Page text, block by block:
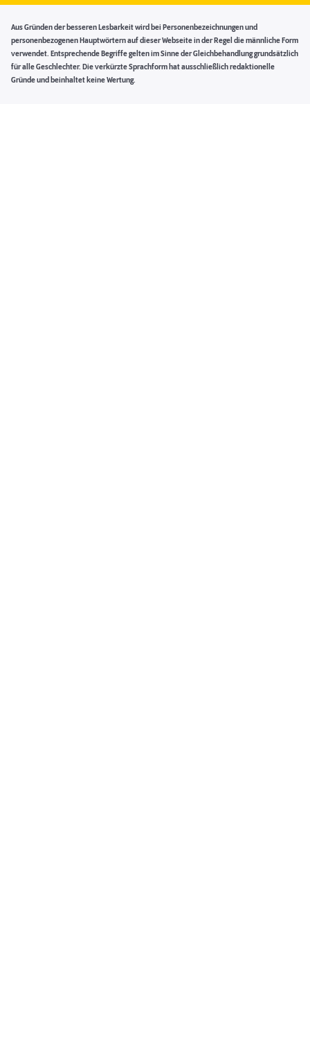
Aus Gründen der besseren Lesbarkeit wird bei Personenbezeichnungen und
personenbezogenen Hauptwörtern auf dieser Webseite in der Regel die männliche Form
verwendet. Entsprechende Begriffe gelten im Sinne der Gleichbehandlung grundsätzlich
für alle Geschlechter. Die verkürzte Sprachform hat ausschließlich redaktionelle
Gründe und beinhaltet keine Wertung.